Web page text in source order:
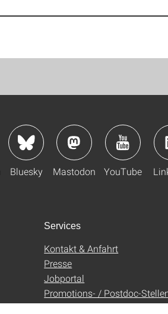
Bluesky Mastodon YouTube
Services
Kontakt & Anfahrt
Presse
Jobportal
Promotions- / Postdoc-